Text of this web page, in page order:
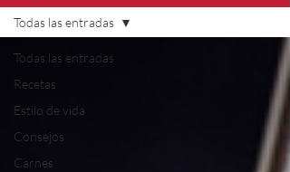
Todas las entradas
Recetas
Estilo de vida
Consejos
Carnes
Todas las entradas